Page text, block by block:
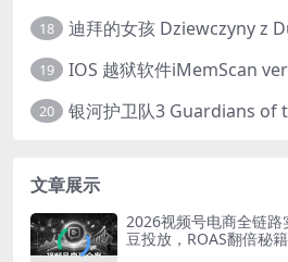
18
19
20
文章展示
2026视频号电商全链
豆投放，ROAS翻倍秘